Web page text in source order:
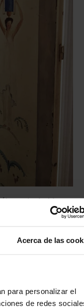
Acerca de las
para personalizar el
de redes
debaldosas
para servir en